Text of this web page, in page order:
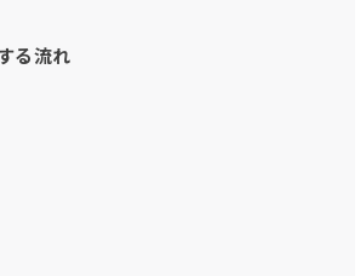
る流れ